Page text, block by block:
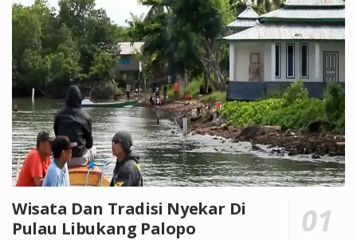
Wisata Dan Tradisi Nyekar Di
Pulau Libukang Palopo